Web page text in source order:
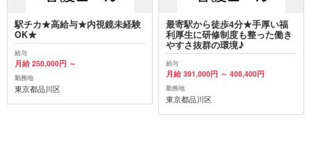
駅チカ★高給与★内視鏡未経験
OK★
給与
月給 250,000円 ～
勤務地
東京都品川区
最寄駅から徒歩4分★手厚い福
利厚生に研修制度も整った働き
やすさ抜群の環境♪
給与
月給 391,000円 ～ 408,400円
勤務地
東京都品川区